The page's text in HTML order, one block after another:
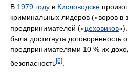
В 1979 году в Кисловодске
криминальных лидеров («воров в
предпринимателей («цеховиков
была достигнута договорённость
предпринимателями 10 % их
безопасность[6]